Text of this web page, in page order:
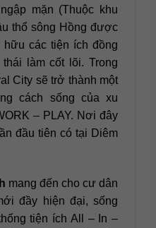
mặn (Thuộc khu
thổ sông Hồng được
các tiện ích đồng
làm cốt lõi. Trong
City sẽ trở thành một
cách sống của xu
– PLAY. Nơi đây
đầu tiên có tại Diêm
mang đến cho cư dân
đầy hiện đại, sống
tiện ích All – In –